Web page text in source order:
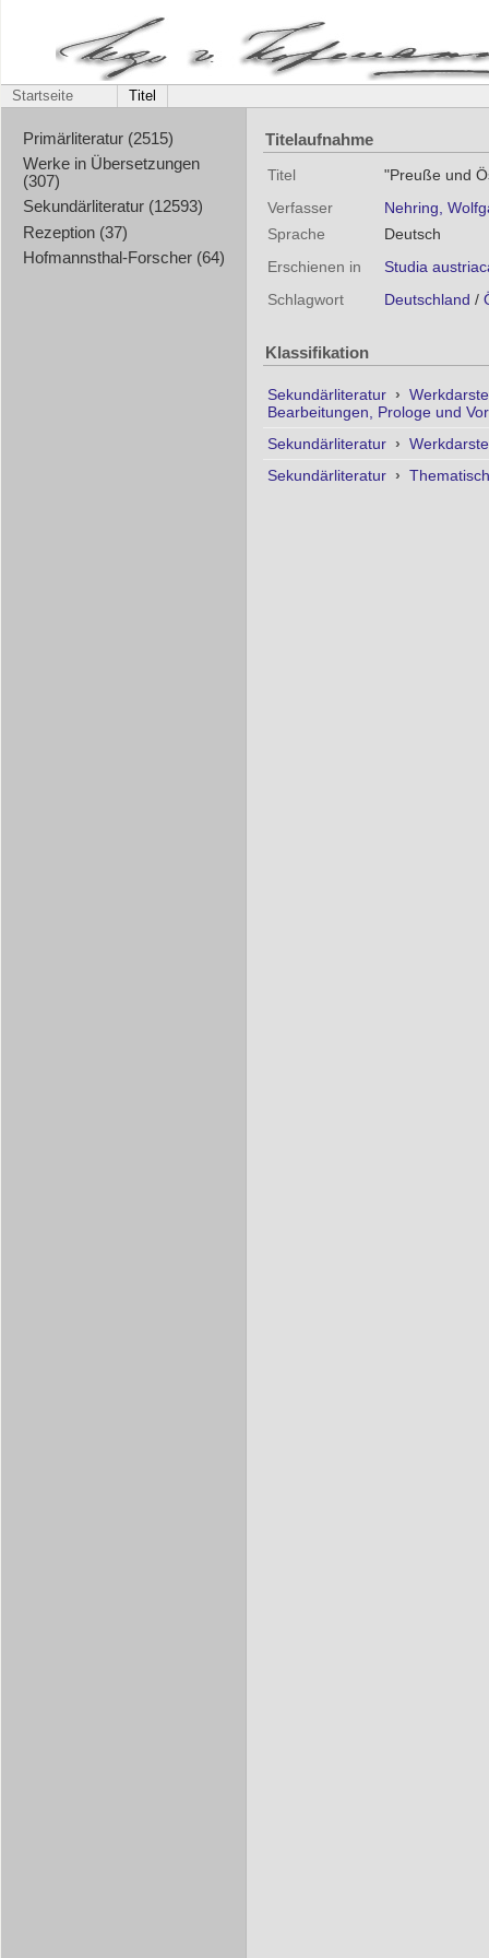
Startseite Titel
Primärliteratur (2515)
Werke in Übersetzungen
(307)
Sekundärliteratur (12593)
Rezeption (37)
Hofmannsthal-Forscher (64)
Titelaufnahme
Titel
"Preuße und
Verfasser
Nehring,
Sprache
Deutsch
Erschienen in
Studia
Schlagwort
Deutschland /
Klassifikation
Sekundärliteratur ›
Bearbeitungen, Prologe und
Sekundärliteratur ›
Sekundärliteratur ›